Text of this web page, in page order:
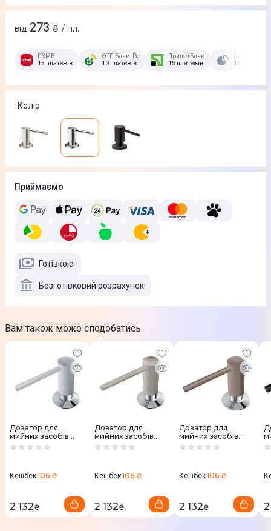
від 273 ₴ / пл.
ПУМБ
15 платежів
ОТП Банк. Розстрочка Скибочка.
10 платежів
ПриватБанк
15 платежів
15 платежів
Колір
Приймаємо
Готівкою
Безготівковий розрахунок
Вам також може сподобатись
Дозатор для
мийних засобів
Franke Comfort,
Кешбек106 ₴
2 132₴
Дозатор для
мийних засобів
Franke Comfort,
Кешбек106 ₴
2 132₴
Дозатор для
мийних засобів
Franke Comfort,
Кешбек106 ₴
2 132₴ 2